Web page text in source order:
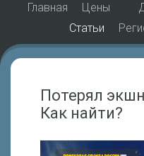
Главная Цены
Статьи
Потерял
Как найти?